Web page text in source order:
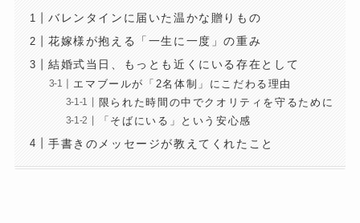
バレンタインに届いた温かな贈りもの
花嫁様が抱える「一生に一度」の重み
結婚式当日、もっとも近くにいる存在として
エマブールが「2名体制」にこだわる理由
限られた時間の中でクオリティを守るために
「そばにいる」という安心感
手書きのメッセージが教えてくれたこと